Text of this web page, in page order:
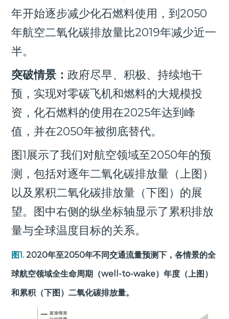
年开始逐步减少化石燃料使用，到2050
年航空二氧化碳排放量比2019年减少近一
半。
突破情景：政府尽早、积极、持续地干
预，实现对零碳飞机和燃料的大规模投
资，化石燃料的使用在2025年达到峰
值，并在2050年被彻底替代。
图1展示了我们对航空领域至2050年的预
测，包括对逐年二氧化碳排放量（上图）
以及累积二氧化碳排放量（下图）的展
望。图中右侧的纵坐标轴显示了累积排放
量与全球温度目标的关系。
图1.2020年至2050年不同交通流量预测下，各情景的全
球航空领域全生命周期（well-to-wake）年度（上图）
和累积（下图）二氧化碳排放量。